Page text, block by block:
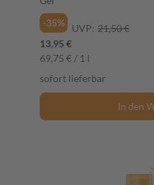
Erwachsene & Kinder
200ml
-35%
UVP: 21,50 €
13,95 €
69,75 € / 1 l
sofort lieferbar
In den